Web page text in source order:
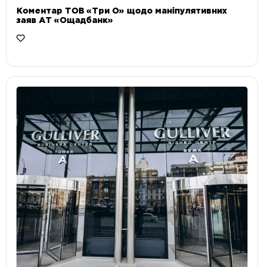
Коментар ТОВ «Три О» щодо маніпулятивних
заяв АТ «Ощадбанк»